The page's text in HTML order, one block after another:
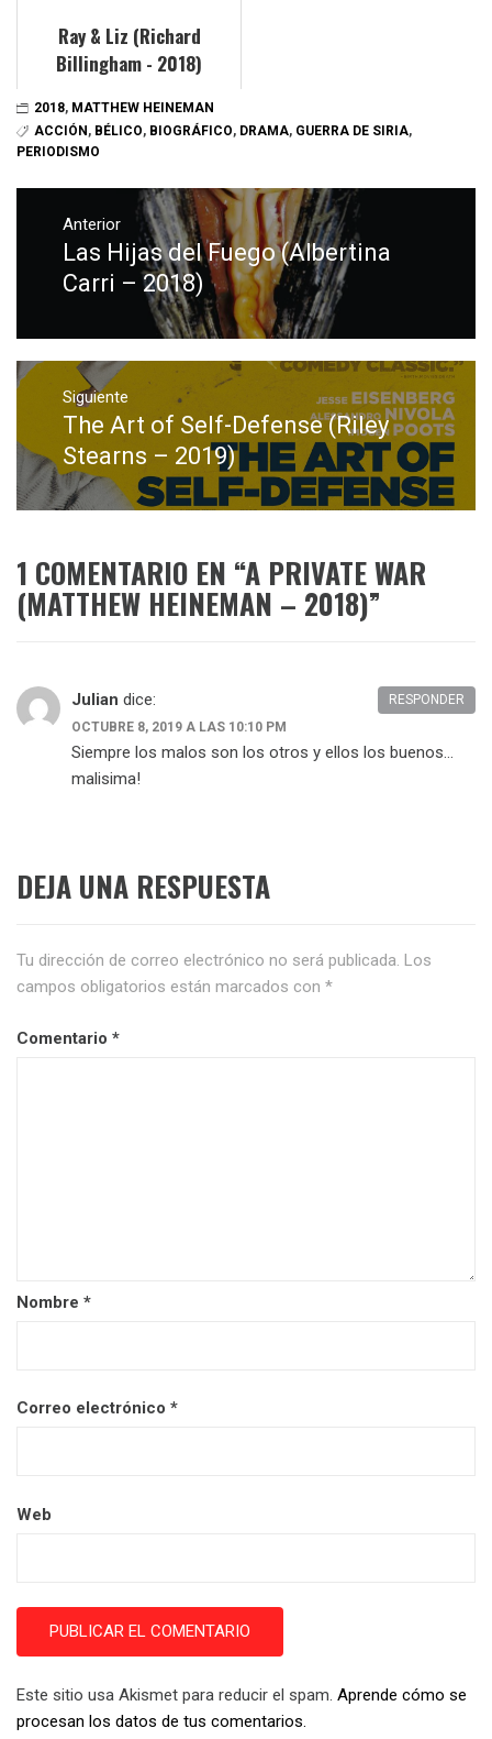
Ray & Liz (Richard
Billingham - 2018)
2018, MATTHEW HEINEMAN
ACCIÓN , BÉLICO, BIOGRÁFICO, DRAMA, GUERRA DE SIRIA,
PERIODISMO
Navegación
entradas
Anterior
Entrada
anterior:
Las Hijas del Fuego (Albertina
Carri – 2018)
Siguiente
Entrada
siguiente:
The Art of Self-Defense (Riley
Stearns – 2019)
1 COMENTARIO EN “A PRIVATE WAR
(MATTHEW HEINEMAN – 2018)”
Julian dice:
OCTUBRE 8, 2019 A LAS 10:10 PM
Siempre los malos son los otros y ellos los buenos…
malisima!
RESPONDER
DEJA UNA RESPUESTA
Tu dirección de correo electrónico no será publicada. Los
campos obligatorios están marcados con *
Comentario *
Nombre *
Correo electrónico *
Web
Este sitio usa Akismet para reducir el spam. Aprende cómo se
procesan los datos de tus comentarios.